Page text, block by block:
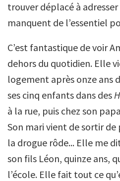
trouver déplacé à
manquent de l’essentiel
C’est fantastique de voir
dehors du quotidien. Elle
logement après onze ans
ses cinq enfants dans des
à la rue, puis chez son
Son mari vient de sortir de
la drogue rôde... Elle me
son fils Léon, quinze ans,
l’école. Elle fait tout ce